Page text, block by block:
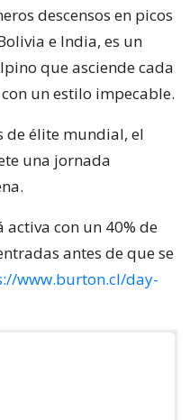
descensos en picos
e India, es un
que asciende cada
un estilo impecable.
de élite mundial, el
una jornada
activa con un 40% de
antes de que se
www.burton.cl/day-